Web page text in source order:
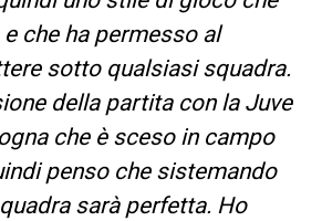
che ha permesso al
sotto qualsiasi squadra.
della partita con la Juve
che è sceso in campo
penso che sistemando
sarà perfetta. Ho